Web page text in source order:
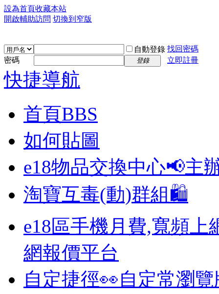
設為首頁收藏本站
開啟輔助訪問 切換到窄版
自動登錄 找回密碼
密碼
登錄 立即註冊
快捷導航
首頁BBS
如何貼圖
e18物品交換中心📢主
淘寶互毒(動)群組🛍️
e18區手機月費,寬頻上
網報價平台
自定捷徑👀自定常瀏